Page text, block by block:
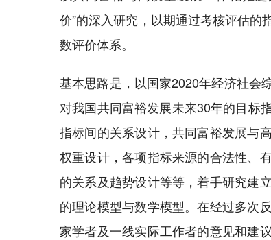
价”的深入研究，以期通过考核评估
数评价体系。
基本思路是，以国家2020年经济社会
对我国共同富裕发展未来30年的目标
指标间的关系设计，共同富裕发展与
权重设计，各项指标来源的合法性、
的关系及趋势设计等等，着手研究建
的理论模型与数学模型。在经过多次
家学者及一线实际工作者的意见和建